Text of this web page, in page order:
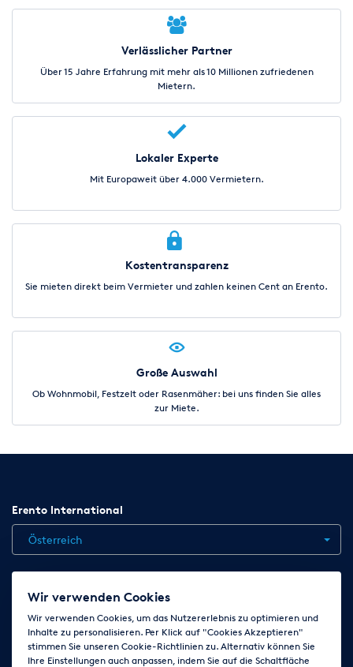
Verlässlicher Partner
Über 15 Jahre Erfahrung mit mehr als 10 Millionen zufriedenen
Mietern.
Lokaler Experte
Mit Europaweit über 4.000 Vermietern.
Kostentransparenz
Sie mieten direkt beim Vermieter und zahlen keinen Cent an Erento.
Große Auswahl
Ob Wohnmobil, Festzelt oder Rasenmäher: bei uns finden Sie alles
zur Miete.
Erento International
Österreich
Jobs Kontakt News
AGB
Impressum Cookie-Einstellungen ändern
Folge uns auf
Wir verwenden Cookies
Wir verwenden Cookies, um das Nutzererlebnis zu optimieren und
Inhalte zu personalisieren. Per Klick auf "Cookies Akzeptieren"
stimmen Sie unseren Cookie-Richtlinien zu. Alternativ können Sie
Ihre Einstellungen auch anpassen, indem Sie auf die Schaltfläche